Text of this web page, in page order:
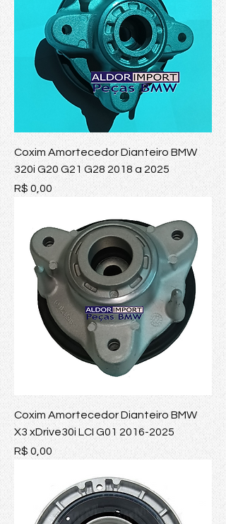
Coxim Amortecedor Dianteiro BMW
320i G20 G21 G28 2018 a 2025
Preço
R$ 0,00
Coxim Amortecedor Dianteiro BMW
X3 xDrive30i LCI G01 2016-2025
Preço
R$ 0,00